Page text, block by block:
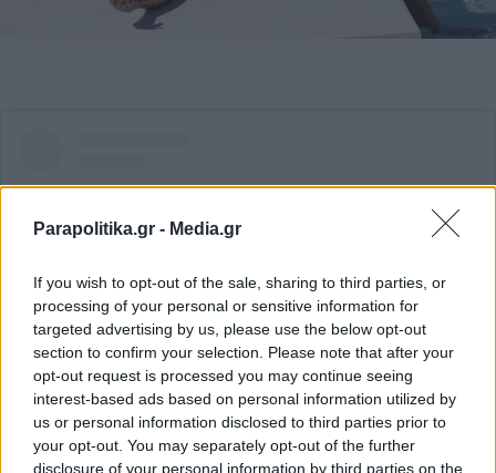
Parapolitika.gr - Media.gr
If you wish to opt-out of the sale, sharing to third parties, or
processing of your personal or sensitive information for
targeted advertising by us, please use the below opt-out
section to confirm your selection. Please note that after your
opt-out request is processed you may continue seeing
interest-based ads based on personal information utilized by
us or personal information disclosed to third parties prior to
your opt-out. You may separately opt-out of the further
disclosure of your personal information by third parties on the
Δείτε αυτή τη δημοσίευση στο Instagram.